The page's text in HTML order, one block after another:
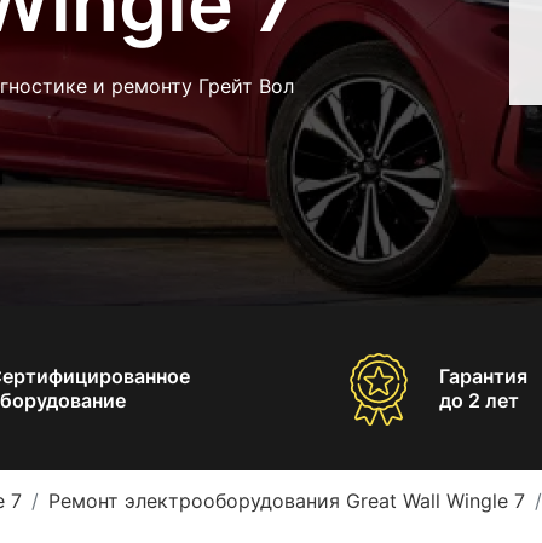
и ремонту Грейт Вол
Гарантия
до 2 лет
7 Ремонт электрооборудования Great Wall Wingle 7